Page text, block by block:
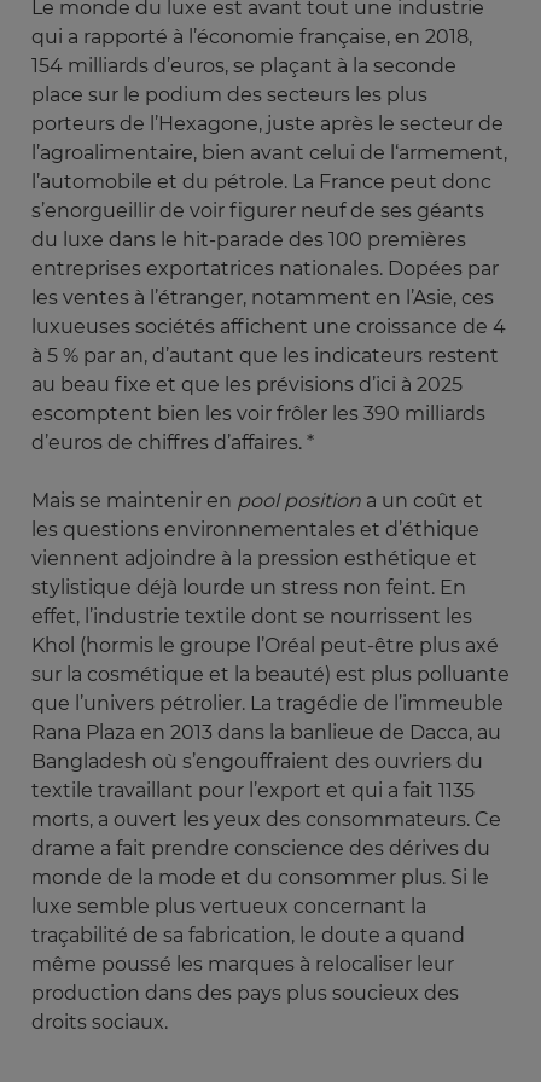
Le monde du luxe est avant tout une industrie
qui a rapporté à l’économie française, en 2018,
154 milliards d’euros, se plaçant à la seconde
place sur le podium des secteurs les plus
porteurs de l’Hexagone, juste après le secteur de
l’agroalimentaire, bien avant celui de l‘armement,
l’automobile et du pétrole. La France peut donc
s’enorgueillir de voir figurer neuf de ses géants
du luxe dans le hit-parade des 100 premières
entreprises exportatrices nationales. Dopées par
les ventes à l’étranger, notamment en l’Asie, ces
luxueuses sociétés affichent une croissance de 4
à 5 % par an, d’autant que les indicateurs restent
au beau fixe et que les prévisions d’ici à 2025
escomptent bien les voir frôler les 390 milliards
d’euros de chiffres d’affaires. *
Mais se maintenir en pool position a un coût et
les questions environnementales et d’éthique
viennent adjoindre à la pression esthétique et
stylistique déjà lourde un stress non feint. En
effet, l’industrie textile dont se nourrissent les
Khol (hormis le groupe l’Oréal peut-être plus axé
sur la cosmétique et la beauté) est plus polluante
que l’univers pétrolier. La tragédie de l’immeuble
Rana Plaza en 2013 dans la banlieue de Dacca, au
Bangladesh où s’engouffraient des ouvriers du
textile travaillant pour l’export et qui a fait 1135
morts, a ouvert les yeux des consommateurs. Ce
drame a fait prendre conscience des dérives du
monde de la mode et du consommer plus. Si le
luxe semble plus vertueux concernant la
traçabilité de sa fabrication, le doute a quand
même poussé les marques à relocaliser leur
production dans des pays plus soucieux des
droits sociaux.